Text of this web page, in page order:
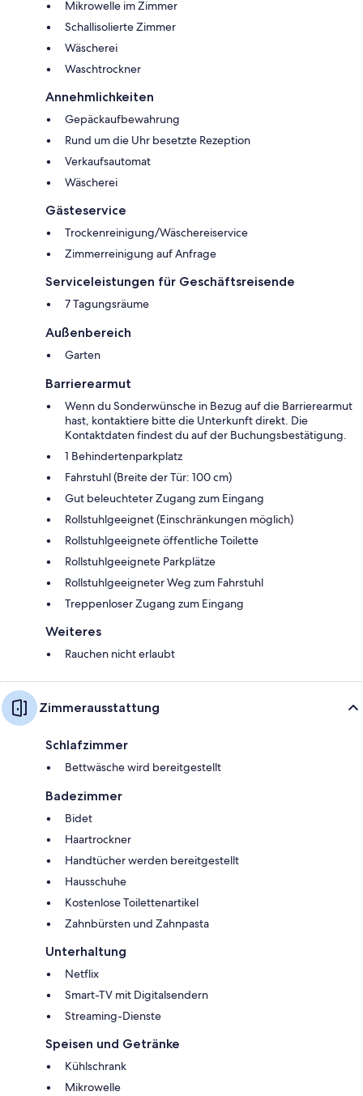
Mikrowelle im Zimmer
Schallisolierte Zimmer
Wäscherei
Waschtrockner
Annehmlichkeiten
Gepäckaufbewahrung
Rund um die Uhr besetzte Rezeption
Verkaufsautomat
Wäscherei
Gästeservice
Trockenreinigung/Wäschereiservice
Zimmerreinigung auf Anfrage
Serviceleistungen für Geschäftsreisende
7 Tagungsräume
Außenbereich
Garten
Barrierearmut
Wenn du Sonderwünsche in Bezug auf die Barrierearmut
hast, kontaktiere bitte die Unterkunft direkt. Die
Kontaktdaten findest du auf der Buchungsbestätigung.
1 Behindertenparkplatz
Fahrstuhl (Breite der Tür: 100 cm)
Gut beleuchteter Zugang zum Eingang
Rollstuhlgeeignet (Einschränkungen möglich)
Rollstuhlgeeignete öffentliche Toilette
Rollstuhlgeeignete Parkplätze
Rollstuhlgeeigneter Weg zum Fahrstuhl
Treppenloser Zugang zum Eingang
Weiteres
Rauchen nicht erlaubt
Zimmerausstattung
Schlafzimmer
Bettwäsche wird bereitgestellt
Badezimmer
Bidet
Haartrockner
Handtücher werden bereitgestellt
Hausschuhe
Kostenlose Toilettenartikel
Zahnbürsten und Zahnpasta
Unterhaltung
Netflix
Smart-TV mit Digitalsendern
Streaming-Dienste
Speisen und Getränke
Kühlschrank
Mikrowelle